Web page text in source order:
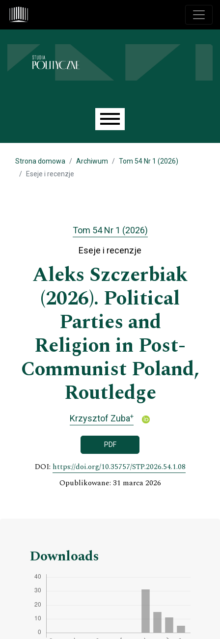
Przejdź do głównego menu
Przejdź do sekcji głównej
Przejdź do stopki
Main menu
Strona domowa Archiwum
Tom 54 Nr 1 (2026)
Eseje i recenzje
Tom 54 Nr 1 (2026)
Eseje i recenzje
Aleks Szczerbiak
(2026). Political
Parties and
Religion in Post-
Communist Poland,
Routledge
Krzysztof Zuba+
PDF
DOI: https://doi.org/10.35757/STP.2026.54.1.08
Opublikowane: 31 marca 2026
Downloads